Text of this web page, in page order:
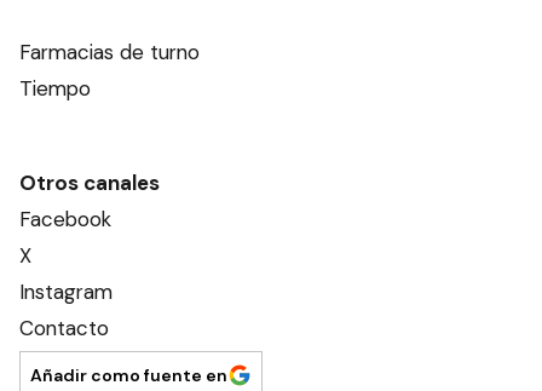
Farmacias de turno
Tiempo
Otros canales
Facebook
X
Instagram
Contacto
Añadir como fuente en